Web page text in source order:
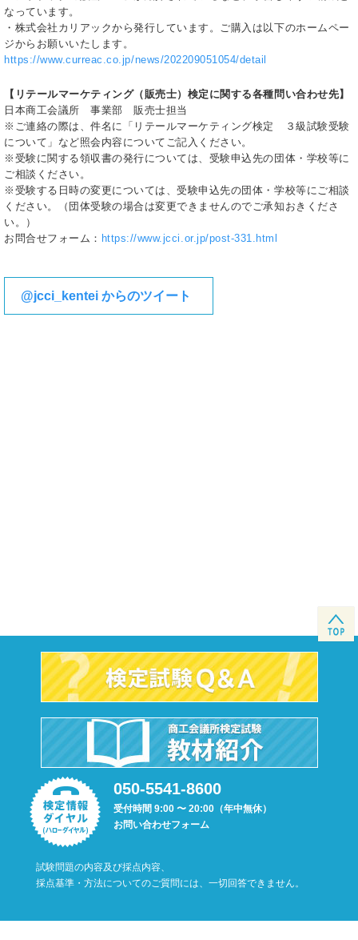
なっています。
・株式会社カリアックから発行しています。ご購入は以下のホームペー
ジからお願いいたします。
https://www.curreac.co.jp/news/202209051054/detail
【リテールマーケティング（販売士）検定に関する各種問い合わせ先】
日本商工会議所 事業部 販売士担当
※ご連絡の際は、件名に「リテールマーケティング検定 ３級試験受験
について」など照会内容についてご記入ください。
※受験に関する領収書の発行については、受験申込先の団体・学校等に
ご相談ください。
※受験する日時の変更については、受験申込先の団体・学校等にご相談
ください。（団体受験の場合は変更できませんのでご承知おきくださ
い。）
お問合せフォーム： https://www.jcci.or.jp/post-331.html
@jcci_kentei からのツイート
050-5541-8600
受付時間 9:00 〜 20:00（年中無休）
お問い合わせフォーム
試験問題の内容及び採点内容、
採点基準・方法についてのご質問には、一切回答できません。